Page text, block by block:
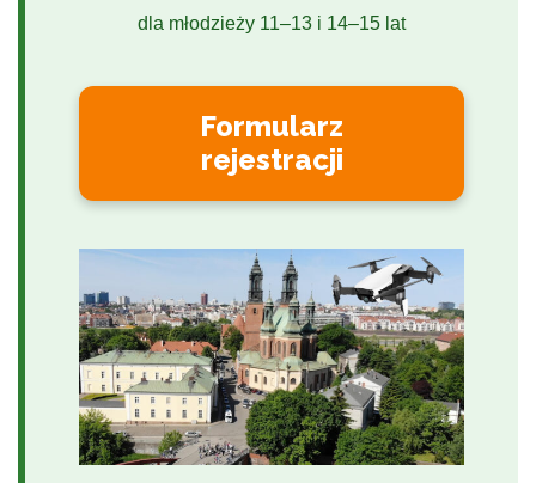
dla młodzieży 11–13 i 14–15 lat
Formularz
rejestracji